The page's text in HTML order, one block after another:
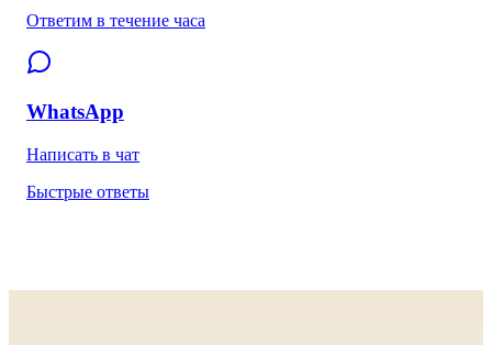
Ответим в течение часа
WhatsApp
Написать в чат
Быстрые ответы